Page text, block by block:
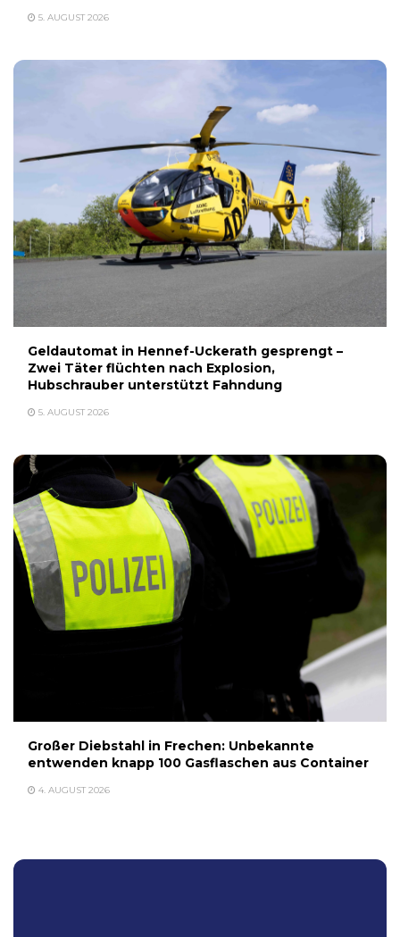
5. AUGUST 2026
Geldautomat in Hennef-Uckerath gesprengt –
Zwei Täter flüchten nach Explosion,
Hubschrauber unterstützt Fahndung
5. AUGUST 2026
Großer Diebstahl in Frechen: Unbekannte
entwenden knapp 100 Gasflaschen aus Container
4. AUGUST 2026